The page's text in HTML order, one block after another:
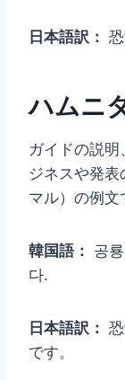
日本語訳：
ハムニ
ガイドの説
ジネスや発
マル）の例文
韓国語： 공
다.
日本語訳：
です。